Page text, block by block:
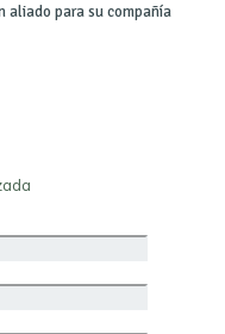
aliado para su compañía